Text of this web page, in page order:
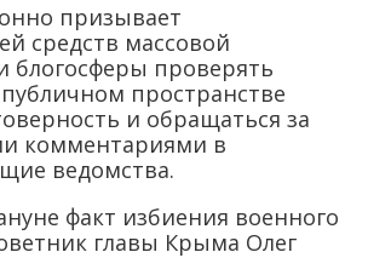
призывает
средств массовой
блогосферы проверять
пространстве
и обращаться за
комментариями в
ведомства.
факт избиения военного
главы Крыма Олег